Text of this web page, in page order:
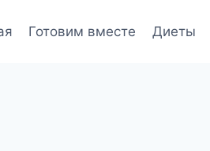
Готовим вместе Диеты